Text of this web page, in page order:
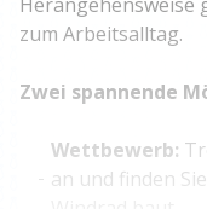
zum Arbeitsalltag.
Zwei spannende
Wettbewerb:
an und finden